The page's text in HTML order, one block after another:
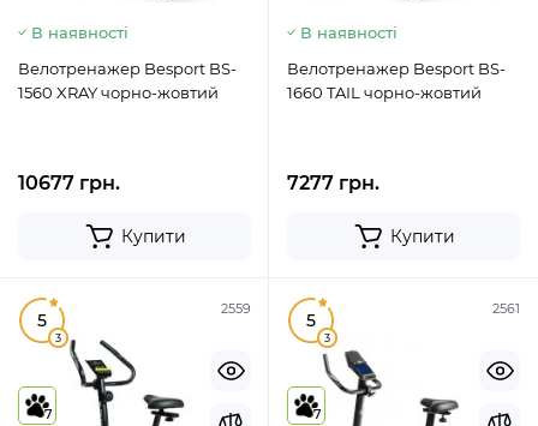
В наявності
Велотренажер Besport BS-
1560 XRAY чорно-жовтий
10677 грн.
Купити
В наявності
Велотренажер Besport BS-
1660 TAIL чорно-жовтий
7277 грн.
Купити
2559
5
3
7
2561
5
3
7